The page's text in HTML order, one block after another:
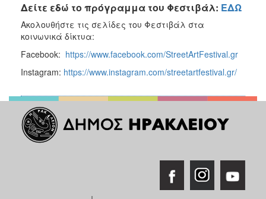
Δείτε εδώ το πρόγραμμα του Φεστιβάλ: ΕΔΩ
Ακολουθήστε τις σελίδες του Φεστιβάλ στα
κοινωνικά δίκτυα:
Facebook: https://www.facebook.com/StreetArtFestival.gr
Instagram: https://www.instagram.com/streetartfestival.gr/